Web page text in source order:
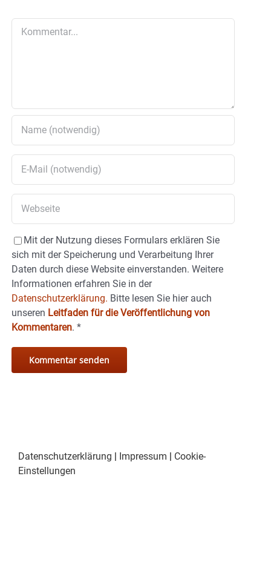
Mit der Nutzung dieses Formulars erklären Sie
sich mit der Speicherung und Verarbeitung Ihrer
Daten durch diese Website einverstanden. Weitere
Informationen erfahren Sie in der
Datenschutzerklärung. Bitte lesen Sie hier auch
unseren Leitfaden für die Veröffentlichung von
Kommentaren. *
Datenschutzerklärung | Impressum | Cookie-
Einstellungen